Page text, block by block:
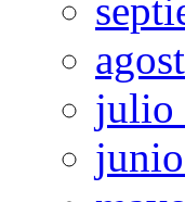
julio